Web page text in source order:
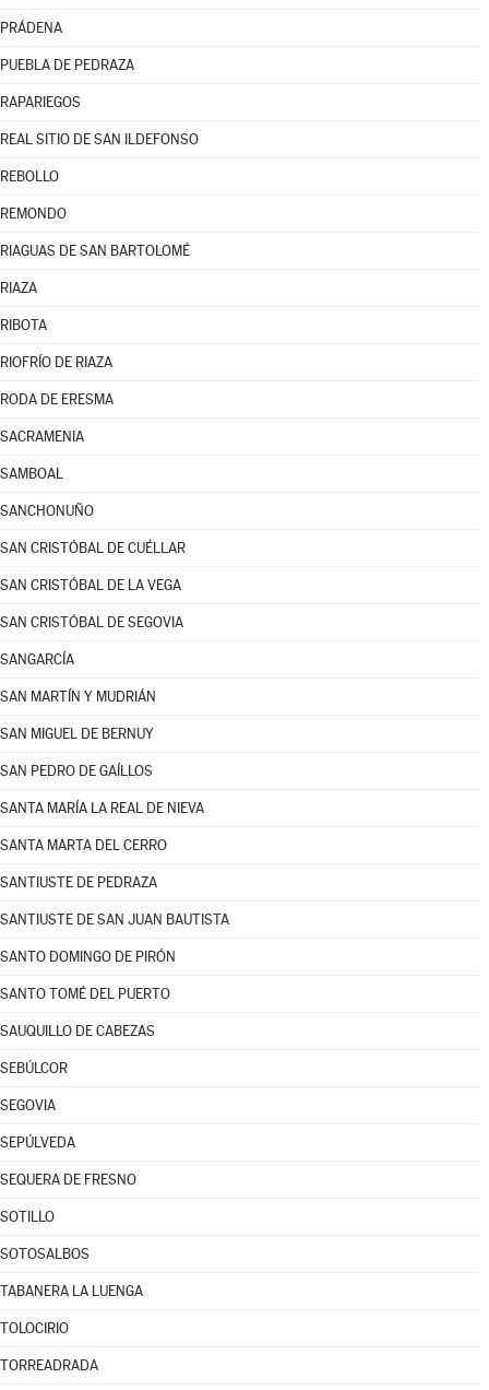
PRÁDENA
PUEBLA DE PEDRAZA
RAPARIEGOS
REAL SITIO DE SAN ILDEFONSO
REBOLLO
REMONDO
RIAGUAS DE SAN BARTOLOMÉ
RIAZA
RIBOTA
RIOFRÍO DE RIAZA
RODA DE ERESMA
SACRAMENIA
SAMBOAL
SANCHONUÑO
SAN CRISTÓBAL DE CUÉLLAR
SAN CRISTÓBAL DE LA VEGA
SAN CRISTÓBAL DE SEGOVIA
SANGARCÍA
SAN MARTÍN Y MUDRIÁN
SAN MIGUEL DE BERNUY
SAN PEDRO DE GAÍLLOS
SANTA MARÍA LA REAL DE NIEVA
SANTA MARTA DEL CERRO
SANTIUSTE DE PEDRAZA
SANTIUSTE DE SAN JUAN BAUTISTA
SANTO DOMINGO DE PIRÓN
SANTO TOMÉ DEL PUERTO
SAUQUILLO DE CABEZAS
SEBÚLCOR
SEGOVIA
SEPÚLVEDA
SEQUERA DE FRESNO
SOTILLO
SOTOSALBOS
TABANERA LA LUENGA
TOLOCIRIO
TORREADRADA